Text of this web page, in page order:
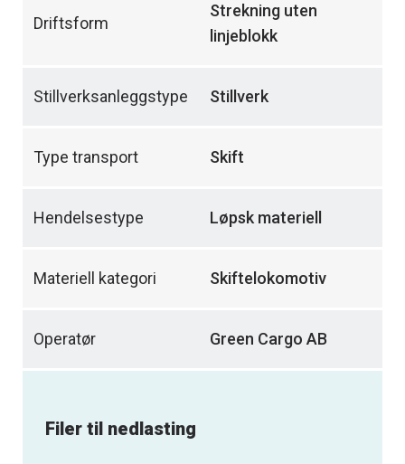
Driftsform
Strekning uten
linjeblokk
Stillverksanleggstype Stillverk
Type transport Skift
Hendelsestype Løpsk materiell
Materiell kategori Skiftelokomotiv
Operatør Green Cargo AB
Filer til nedlasting